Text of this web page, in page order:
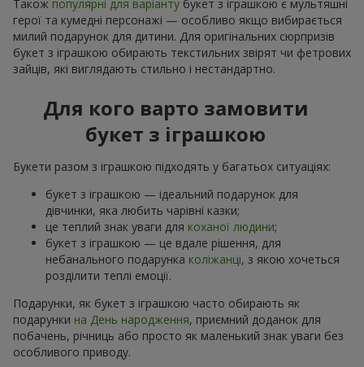
Також популярні для варіанту букет з іграшкою є мультяшні
герої та кумедні персонажі — особливо якщо вибирається
милий подарунок для дитини. Для оригінальних сюрпризів
букет з іграшкою обирають текстильних звірят чи фетрових
зайців, які виглядають стильно і нестандартно.
Для кого варто замовити
букет з іграшкою
Букети разом з іграшкою підходять у багатьох ситуаціях:
букет з іграшкою — ідеальний подарунок для
дівчинки, яка любить чарівні казки;
це теплий знак уваги для коханої людини;
букет з іграшкою — це вдале рішення, для
небанального подарунка коліжанці, з якою хочеться
розділити теплі емоції.
Подарунки, як букет з іграшкою часто обирають як
подарунки на День народження, приємний доданок для
побачень, річниць або просто як маленький знак уваги без
особливого приводу.